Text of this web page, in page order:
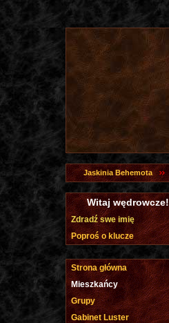
Jaskinia Behemota
Witaj wędrowcze!
Zdradź swe imię
Poproś o klucze
Strona główna
Mieszkańcy
Grupy
Gabinet Luster